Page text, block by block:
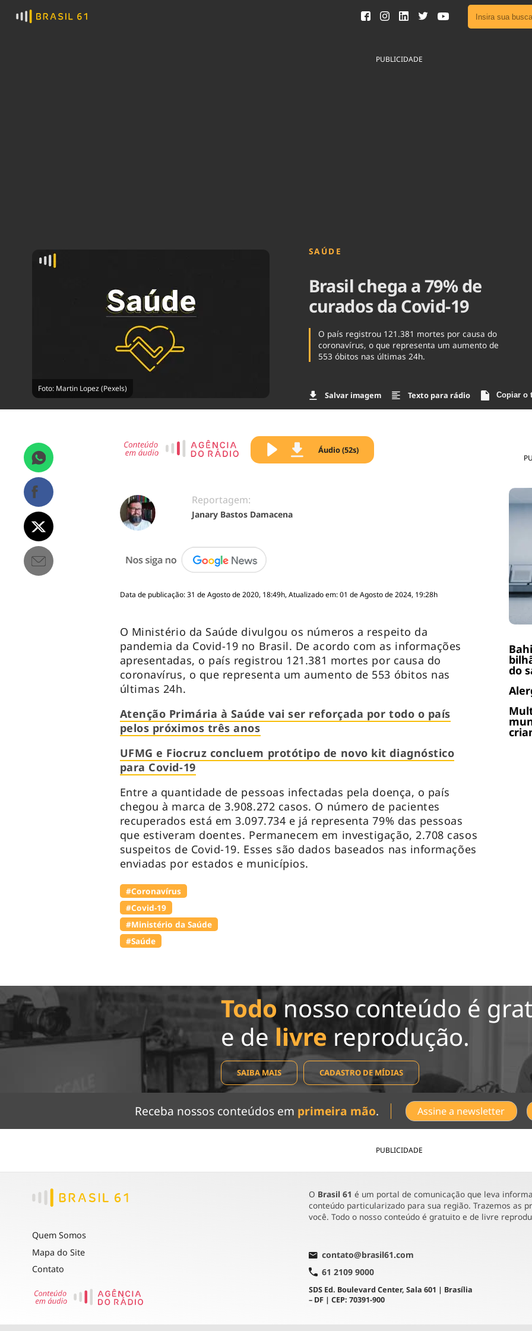
Ver
PUBLICIDADE
Foto: Martin Lopez (Pexels)
SAÚDE
Brasil chega a 79% de
curados da Covid-19
O país registrou 121.381 mortes por causa do
coronavírus, o que representa um aumento de
553 óbitos nas últimas 24h.
Salvar imagem Texto para rádio Copiar o
do
Áudio (52s)
Reportagem:
Janary Bastos Damacena
Data de publicação: 31 de Agosto de 2020, 18:49h, Atualizado em: 01 de Agosto de 2024, 19:28h
O Ministério da Saúde divulgou os números a respeito da
pandemia da Covid-19 no Brasil. De acordo com as informações
apresentadas, o país registrou 121.381 mortes por causa do
coronavírus, o que representa um aumento de 553 óbitos nas
últimas 24h.
Atenção Primária à Saúde vai ser reforçada por todo o país
pelos próximos três anos
UFMG e Fiocruz concluem protótipo de novo kit diagnóstico
para Covid-19
Entre a quantidade de pessoas infectadas pela doença, o país
chegou à marca de 3.908.272 casos. O número de pacientes
recuperados está em 3.097.734 e já representa 79% das pessoas
que estiveram doentes. Permanecem em investigação, 2.708 casos
suspeitos de Covid-19. Esses são dados baseados nas informações
enviadas por estados e municípios.
#Coronavírus
#Covid-19
#Ministério da Saúde
#Saúde
Todonosso conteúdo é
e de livre reprodução.
SAIBA MAIS CADASTRO DE MÍDIAS
Receba nossos conteúdos em primeira mão. Assine a newsletter
PUBLICIDADE
Quem Somos
Mapa do Site
Contato
O Brasil 61 é um portal de comunicação que leva
conteúdo particularizado para sua região. Trazemos as
você. Todo o nosso conteúdo é gratuito e de livre
contato@brasil61.com
61 2109 9000
SDS Ed. Boulevard Center, Sala 601 | Brasília
– DF | CEP: 70391-900